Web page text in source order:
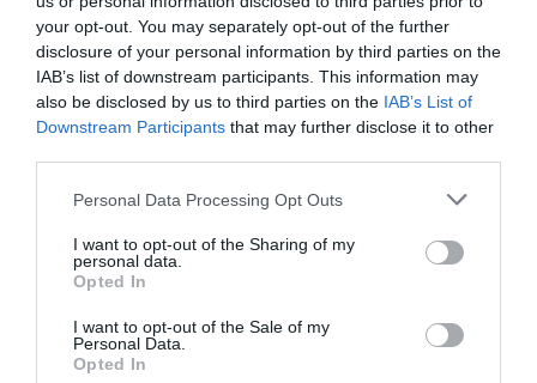
your opt-out. You may separately opt-out of the further
disclosure of your personal information by third parties on the
IAB’s list of downstream participants. This information may
also be disclosed by us to third parties on the IAB’s List of
Downstream Participants that may further disclose it to other
Personal Data Processing Opt Outs
I want to opt-out of the Sharing of my
personal data.
Opted In
I want to opt-out of the Sale of my
Personal Data.
Opted In
LAISSER UN COMMENTAIRE
FAIRE UN DON
Soutenez Air Journal participez
à son